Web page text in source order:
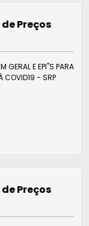
Preços
GERAL E EPI"S PARA
COVID19 - SRP
Preços